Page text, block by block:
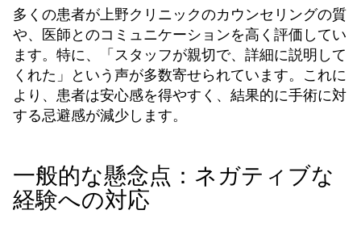
多くの患者が上野クリニックのカウンセリングの質
や、医師とのコミュニケーションを高く評価してい
ます。特に、「スタッフが親切で、詳細に説明して
くれた」という声が多数寄せられています。これに
より、患者は安心感を得やすく、結果的に手術に対
する忌避感が減少します。
一般的な懸念点：ネガティブな
経験への対応